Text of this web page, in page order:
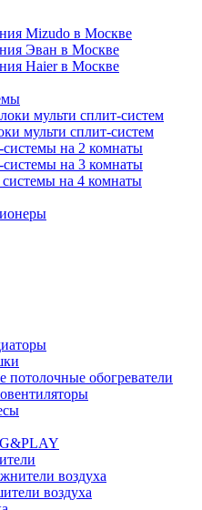
Mizudo в Москве
Эван в Москве
Haier в Москве
мульти сплит-систем
мульти сплит-систем
на 2 комнаты
на 3 комнаты
на 4 комнаты
потолочные обогреватели
воздуха
воздуха